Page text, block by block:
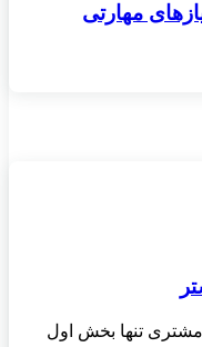
مهارتی
تنها بخش اول